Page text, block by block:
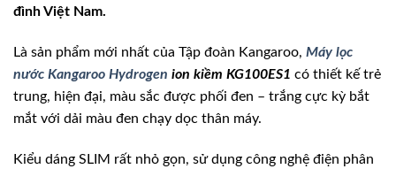
đình Việt Nam.
Là sản phẩm mới nhất của Tập đoàn Kangaroo, Máy lọc
nước Kangaroo Hydrogen ion kiềm KG100ES1 có thiết kế trẻ
trung, hiện đại, màu sắc được phối đen – trắng cực kỳ bắt
mắt với dải màu đen chạy dọc thân máy.
Kiểu dáng SLIM rất nhỏ gọn, sử dụng công nghệ điện phân